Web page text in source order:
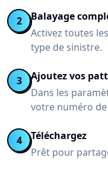
2
Balayage
Activez toutes
type de sinistre.
3
Ajoutez vos
Dans les
votre numéro de
4
Téléchargez
Prêt pour